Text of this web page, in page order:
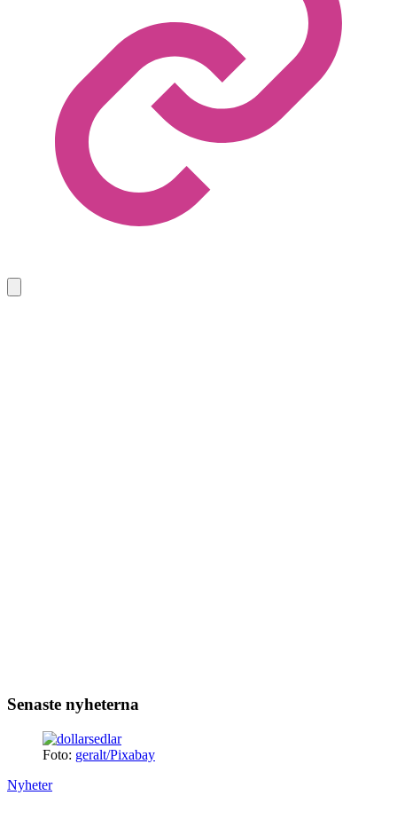
Senaste nyheterna
Foto: geralt/Pixabay
Nyheter